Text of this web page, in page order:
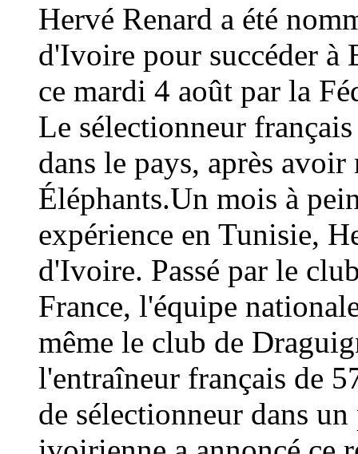
Hervé Renard a été
d'Ivoire pour succéder à
ce mardi 4 août par la
Le sélectionneur
dans le pays, après
Éléphants.Un mois à
expérience en Tunisie,
d'Ivoire. Passé par le
France, l'équipe
même le club de
l'entraîneur français de
de sélectionneur dans